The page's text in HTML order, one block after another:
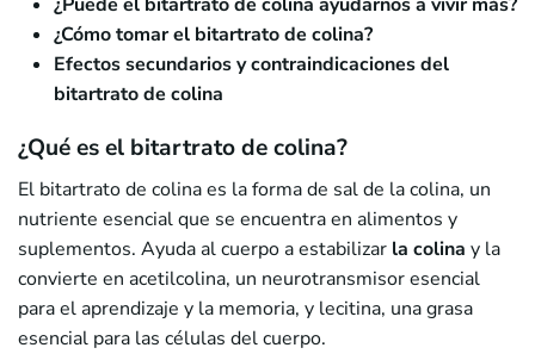
¿Cómo tomar el bitartrato de colina?
Efectos secundarios y contraindicaciones del
bitartrato de colina
¿Qué es el bitartrato de colina?
El bitartrato de colina es la forma de sal de la colina, un
nutriente esencial que se encuentra en alimentos y
suplementos. Ayuda al cuerpo a estabilizar la colina y la
convierte en acetilcolina, un neurotransmisor esencial
para el aprendizaje y la memoria, y lecitina, una grasa
esencial para las células del cuerpo.